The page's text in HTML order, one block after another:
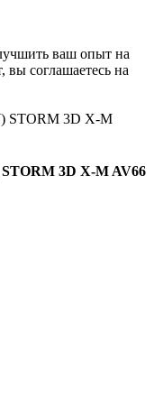
ваш опыт на
вы соглашаетесь на
3D X-M AV66